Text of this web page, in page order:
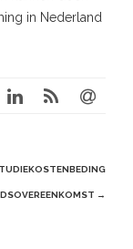
in Nederland
→